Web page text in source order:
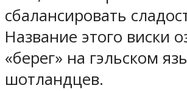
сбалансировать
Название этого виски
«берег» на гэльском
шотландцев.